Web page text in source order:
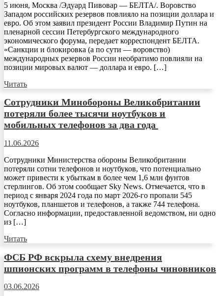
5 июня, Москва /Эдуард Пивовар — БЕЛТА/. Воровство
Западом российских резервов повлияло на позиции доллара и
евро. Об этом заявил президент России Владимир Путин на
пленарной сессии Петербургского международного
экономического форума, передает корреспондент БЕЛТА.
«Санкции и блокировка (а по сути — воровство)
международных резервов России необратимо повлияли на
позиции мировых валют — доллара и евро. […]
Читать
Сотрудники Минобороны Великобритании
потеряли более тысячи ноутбуков и
мобильных телефонов за два года
11.06.2026
Сотрудники Министерства обороны Великобритании
потеряли сотни телефонов и ноутбуков, что потенциально
может привести к убыткам в более чем 1,6 млн фунтов
стерлингов. Об этом сообщает Sky News. Отмечается, что в
период с января 2024 года по март 2026-го пропали 545
ноутбуков, планшетов и телефонов, а также 744 телефона.
Согласно информации, предоставленной ведомством, ни одно
из […]
Читать
ФСБ РФ вскрыла схему внедрения
шпионских программ в телефоны чиновников
03.06.2026